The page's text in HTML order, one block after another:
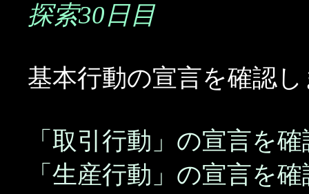
探索30日目
基本行動の宣言を確認
「取引行動」の宣言を
「生産行動」の宣言を